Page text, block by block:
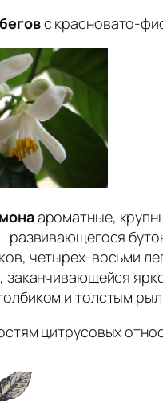
с красновато-
ароматные,
четырех-восьми
заканчивающейся
и толстым
цитрусовых